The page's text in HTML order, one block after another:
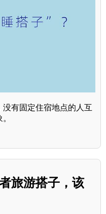
有固定住宿地点的人互
旅游搭子，该